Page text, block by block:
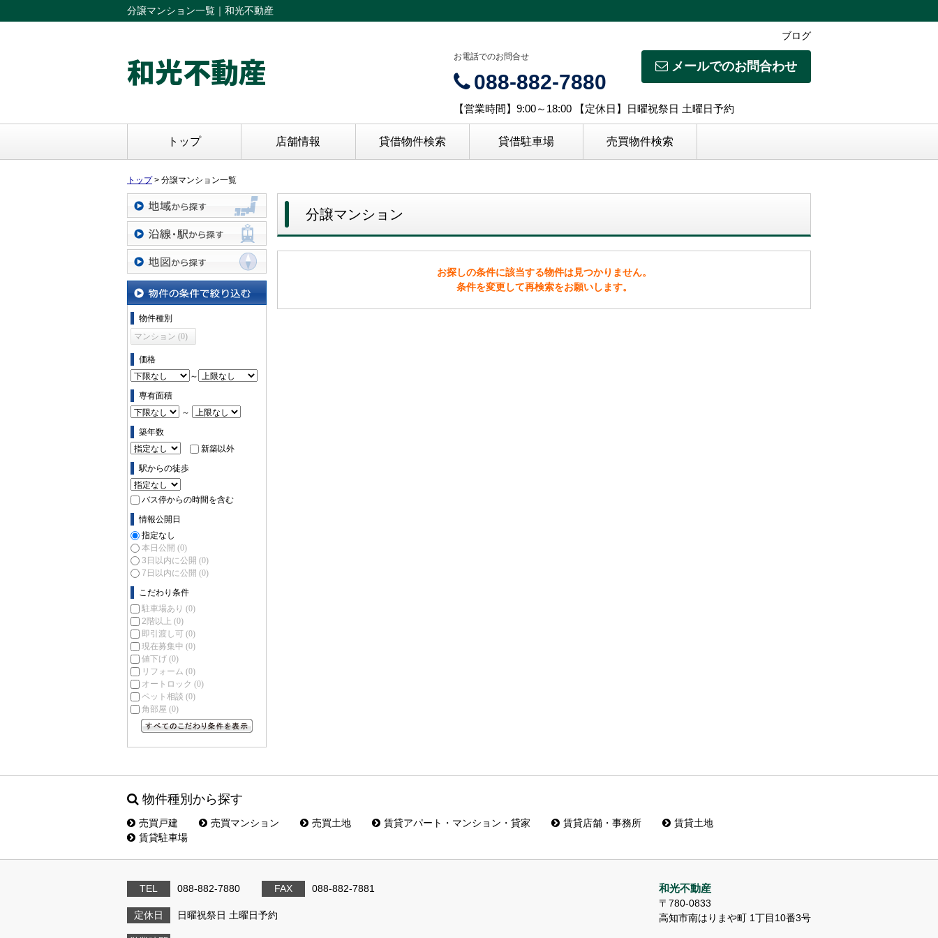
分譲マンション一覧｜和光不動産
ブログ
和光不動産 メールでのお問合わせ
お電話でのお問合せ
088-882-7880
【営業時間】9:00～18:00 【定休日】日曜祝祭日 土曜日予約
トップ 店舗情報 貸借物件検索 貸借駐車場 売買物件検索
トップ> 分譲マンション一覧
地域から探す
沿線・駅から探す
地図から探す
物件の条件で絞り込む
物件種別
マンション (0)
価格
～
専有面積
～
築年数
新築以外
駅からの徒歩
バス停からの時間を含む
情報公開日
指定なし
本日公開 (0)
3日以内に公開 (0)
7日以内に公開 (0)
こだわり条件
駐車場あり (0)
2階以上 (0)
即引渡し可 (0)
現在募集中 (0)
値下げ (0)
リフォーム (0)
オートロック (0)
ペット相談 (0)
角部屋 (0)
分譲マンション
お探しの条件に該当する物件は見つかりません。
条件を変更して再検索をお願いします。
物件種別から探す
売買戸建 売買マンション 売買土地 賃貸アパート・マンション・貸家 賃貸店舗・事務所
賃貸土地
賃貸駐車場
和光不動産
〒780-0833
高知市南はりまや町 1丁目10番3号
TEL 088-882-7880 FAX 088-882-7881
定休日 日曜祝祭日 土曜日予約